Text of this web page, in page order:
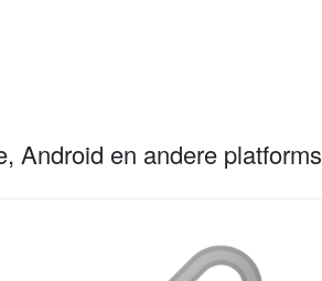
Android en andere platforms